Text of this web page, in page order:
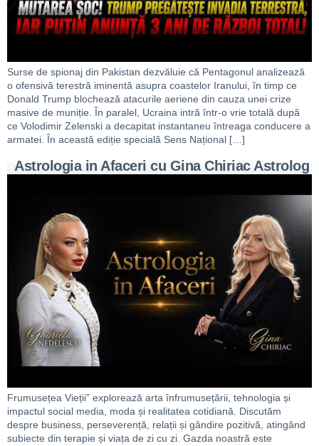
Surse de spionaj din Pakistan dezvăluie că Pentagonul analizează
o ofensivă terestră iminentă asupra coastelor Iranului, în timp ce
Donald Trump blochează atacurile aeriene din cauza unei crize
masive de muniție. În paralel, Ucraina intră într-o vrie totală după
ce Volodimir Zelenski a decapitat instantaneu întreaga conducere a
armatei. În această ediție specială Sens Național […]
Astrologia in Afaceri cu Gina Chiriac Astrolog
Frumusețea Vieții” explorează arta înfrumusețării, tehnologia și
impactul social media, moda și realitatea cotidiană. Discutăm
despre business, perseverență, relații și gândire pozitivă, atingând
subiecte din terapie și viața de zi cu zi. Gazda noastră este